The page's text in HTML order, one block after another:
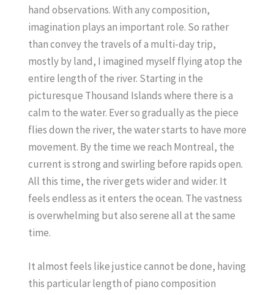
hand observations. With any composition,
imagination plays an important role. So rather
than convey the travels of a multi-day trip,
mostly by land, I imagined myself flying atop the
entire length of the river. Starting in the
picturesque Thousand Islands where there is a
calm to the water. Ever so gradually as the piece
flies down the river, the water starts to have more
movement. By the time we reach Montreal, the
current is strong and swirling before rapids open.
All this time, the river gets wider and wider. It
feels endless as it enters the ocean. The vastness
is overwhelming but also serene all at the same
time.
It almost feels like justice cannot be done, having
this particular length of piano composition